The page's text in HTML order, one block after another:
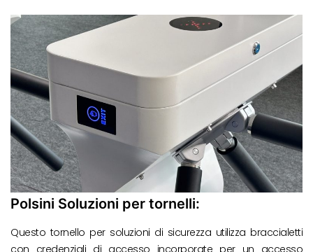
Polsini Soluzioni per tornelli:
Questo tornello per soluzioni di sicurezza utilizza braccialetti
con credenziali di accesso incorporate per un accesso